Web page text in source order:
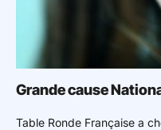
Grande cause
Table Ronde Française a